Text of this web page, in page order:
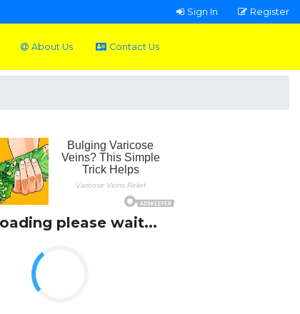
Sign In Register
About Us Contact Us
please wait...